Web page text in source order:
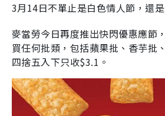
3月14日不單止是白色情人節，還
麥當勞今日再度推出快閃優惠應節
買任何批類，包括蘋果批、香芋批
四捨五入下只收$3.1 。